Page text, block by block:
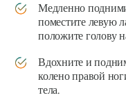
Медленно
поместите левую
положите голову
Вдохните и
колено правой
тела.